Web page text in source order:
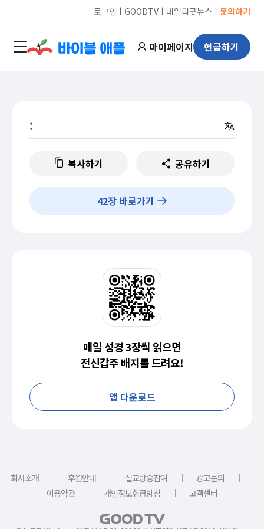
로그인 ㅣ GOODTVㅣ 데일리굿뉴스 ㅣ 문의하기
마이페이지 헌금하기
:
복사하기 공유하기
42장 바로가기
매일 성경 3장씩 읽으면
전신갑주 배지를 드려요!
앱 다운로드
회사소개 ｜ 후원안내 ｜ 설교방송참여 ｜ 광고문의
｜
이용약관
｜ 개인정보취급방침 ｜ 고객센터